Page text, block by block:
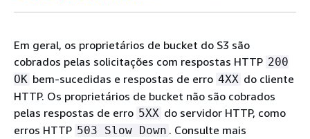
Em geral, os proprietários de bucket do S3 são
cobrados pelas solicitações com respostas HTTP 200
OK bem-sucedidas e respostas de erro 4XX do cliente
HTTP. Os proprietários de bucket não são cobrados
pelas respostas de erro 5XX do servidor HTTP, como
erros HTTP 503 Slow Down . Consulte mais